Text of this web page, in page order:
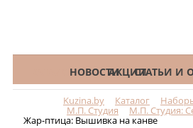
КАТАЛОГНОВОСТИАКЦИИСТАТЬИ И
Kuzina.by Каталог
М.П. Студия М.П. Студия:
Жар-птица: Вышивка на канве